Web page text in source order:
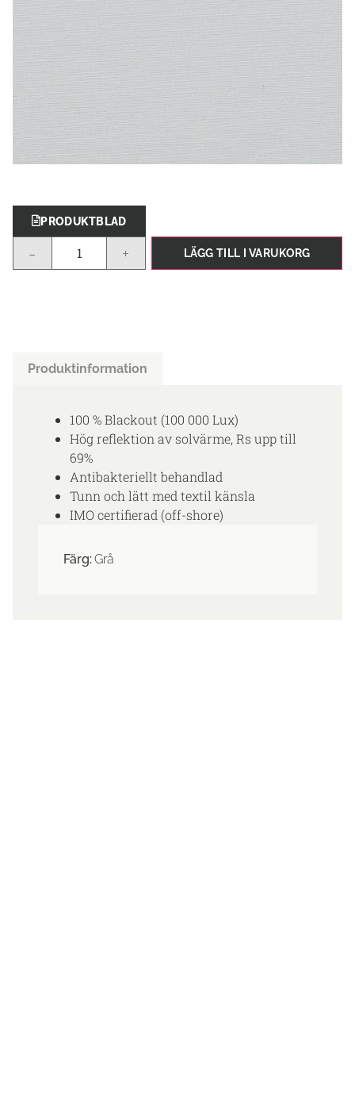
PRODUKTBLAD
- + LÄGG TILL I VARUKORG
Produktinformation
100 % Blackout (100 000 Lux)
Hög reflektion av solvärme, Rs upp till
69%
Antibakteriellt behandlad
Tunn och lätt med textil känsla
IMO certifierad (off-shore)
Färg:Grå